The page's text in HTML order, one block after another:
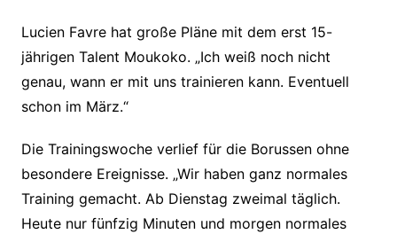
Lucien Favre hat große Pläne mit dem erst 15-
jährigen Talent Moukoko. „Ich weiß noch nicht
genau, wann er mit uns trainieren kann. Eventuell
schon im März.“
Die Trainingswoche verlief für die Borussen ohne
besondere Ereignisse. „Wir haben ganz normales
Training gemacht. Ab Dienstag zweimal täglich.
Heute nur fünfzig Minuten und morgen normales